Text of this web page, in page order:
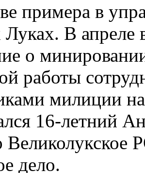
примера в
Луках. В
о
работы
милиции
16-летний
Великолукское
дело.